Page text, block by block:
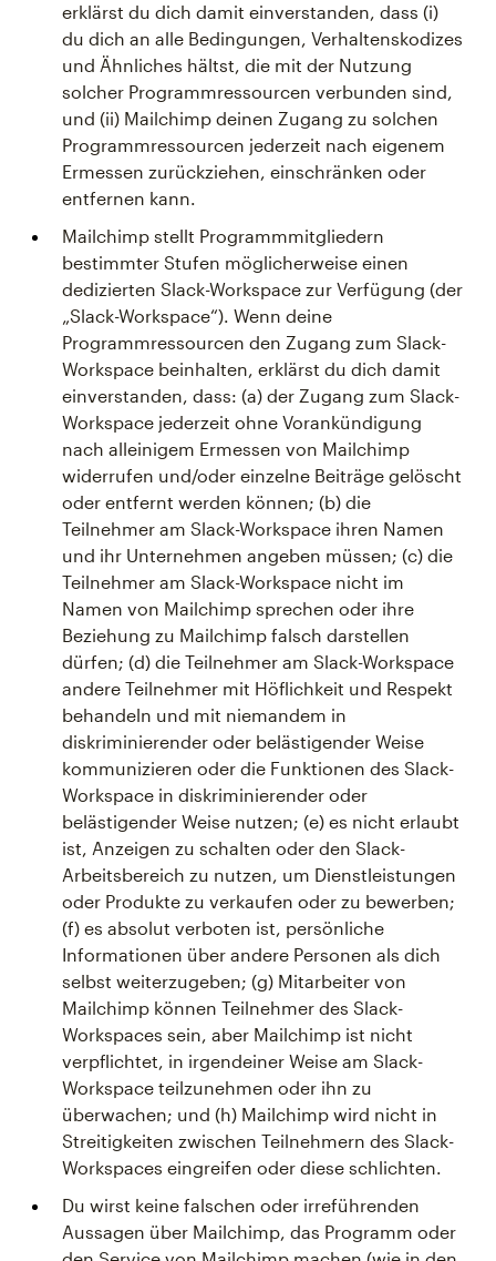
erklärst du dich damit einverstanden, dass (i)
du dich an alle Bedingungen, Verhaltenskodizes
und Ähnliches hältst, die mit der Nutzung
solcher Programmressourcen verbunden sind,
und (ii) Mailchimp deinen Zugang zu solchen
Programmressourcen jederzeit nach eigenem
Ermessen zurückziehen, einschränken oder
entfernen kann.
Mailchimp stellt Programmmitgliedern
bestimmter Stufen möglicherweise einen
dedizierten Slack-Workspace zur Verfügung (der
„Slack-Workspace“). Wenn deine
Programmressourcen den Zugang zum Slack-
Workspace beinhalten, erklärst du dich damit
einverstanden, dass: (a) der Zugang zum Slack-
Workspace jederzeit ohne Vorankündigung
nach alleinigem Ermessen von Mailchimp
widerrufen und/oder einzelne Beiträge gelöscht
oder entfernt werden können; (b) die
Teilnehmer am Slack-Workspace ihren Namen
und ihr Unternehmen angeben müssen; (c) die
Teilnehmer am Slack-Workspace nicht im
Namen von Mailchimp sprechen oder ihre
Beziehung zu Mailchimp falsch darstellen
dürfen; (d) die Teilnehmer am Slack-Workspace
andere Teilnehmer mit Höflichkeit und Respekt
behandeln und mit niemandem in
diskriminierender oder belästigender Weise
kommunizieren oder die Funktionen des Slack-
Workspace in diskriminierender oder
belästigender Weise nutzen; (e) es nicht erlaubt
ist, Anzeigen zu schalten oder den Slack-
Arbeitsbereich zu nutzen, um Dienstleistungen
oder Produkte zu verkaufen oder zu bewerben;
(f) es absolut verboten ist, persönliche
Informationen über andere Personen als dich
selbst weiterzugeben; (g) Mitarbeiter von
Mailchimp können Teilnehmer des Slack-
Workspaces sein, aber Mailchimp ist nicht
verpflichtet, in irgendeiner Weise am Slack-
Workspace teilzunehmen oder ihn zu
überwachen; und (h) Mailchimp wird nicht in
Streitigkeiten zwischen Teilnehmern des Slack-
Workspaces eingreifen oder diese schlichten.
Du wirst keine falschen oder irreführenden
Aussagen über Mailchimp, das Programm oder